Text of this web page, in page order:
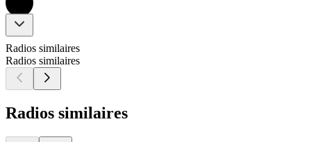
Radios similaires
Radios similaires
Radios similaires